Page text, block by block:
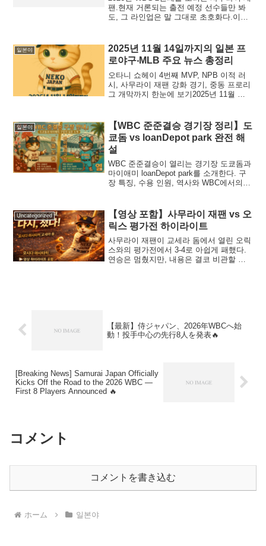
팬.현재 거론되는 출전 예정 선수들만 봐
도, 그 라인업은 말 그대로 초호화다.이번
션별로...
일본야
2025년 11월 14일까지의 일본 프
로야구‧MLB 주요 뉴스 총정리
오타니 쇼헤이 4번째 MVP, NPB 이적 러
시, 사무라이 재팬 강화 경기, 중동 프로리
그 개막까지 한눈에 보기2025년 11월 전
니...
일본야
【WBC 준준결승 경기장 정리】도
쿄돔 vs loanDepot park 완전 해
설
WBC 준준결승이 열리는 경기장 도쿄돔과
마이애미 loanDepot park를 소개한다. 구
장 특징, 수용 인원, 역사와 WBC에서의
Uncategorized
【영상 포함】사무라이 재팬 vs 오
릭스 평가전 하이라이트
사무라이 재팬이 교세라 돔에서 열린 오릭
스와의 평가전에서 3-4로 아쉽게 패했다.
연승은 멈췄지만, 내용은 결코 비관할 수
【最新】侍ジャパン、2026年WBCへ始
動！投手中心の先行8人を発表🔥
[Breaking News] Samurai Japan Officially
Kicks Off the Road to the 2026 WBC —
First 8 Players Announced 🔥
コメント
コメントを書き込む
ホーム 일본야